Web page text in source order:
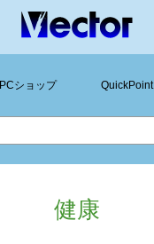
PCショップ QuickPoint
健康